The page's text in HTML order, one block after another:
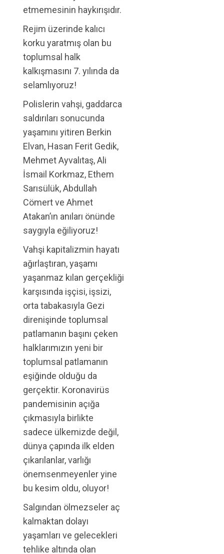
etmemesinin haykırışıdır.
Rejim üzerinde kalıcı
korku yaratmış olan bu
toplumsal halk
kalkışmasını 7. yılında da
selamlıyoruz!
Polislerin vahşi, gaddarca
saldırıları sonucunda
yaşamını yitiren Berkin
Elvan, Hasan Ferit Gedik,
Mehmet Ayvalıtaş, Ali
İsmail Korkmaz, Ethem
Sarısülük, Abdullah
Cömert ve Ahmet
Atakan’ın anıları önünde
saygıyla eğiliyoruz!
Vahşi kapitalizmin hayatı
ağırlaştıran, yaşamı
yaşanmaz kılan gerçekliği
karşısında işçisi, işsizi,
orta tabakasıyla Gezi
direnişinde toplumsal
patlamanın başını çeken
halklarımızın yeni bir
toplumsal patlamanın
eşiğinde olduğu da
gerçektir. Koronavirüs
pandemisinin açığa
çıkmasıyla birlikte
sadece ülkemizde değil,
dünya çapında ilk elden
çıkarılanlar, varlığı
önemsenmeyenler yine
bu kesim oldu, oluyor!
Salgından ölmezseler aç
kalmaktan dolayı
yaşamları ve gelecekleri
tehlike altında olan